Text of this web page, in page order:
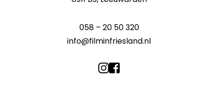
058 – 20 50 320
info@filminfriesland.nl